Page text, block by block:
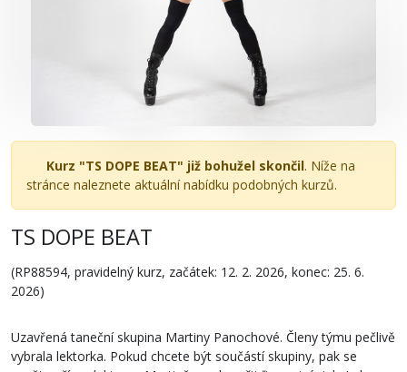
Kurz "TS DOPE BEAT" již bohužel skončil. Níže na
stránce naleznete aktuální nabídku podobných kurzů.
TS DOPE BEAT
(RP88594, pravidelný kurz, začátek: 12. 2. 2026, konec: 25. 6.
2026)
Uzavřená taneční skupina Martiny Panochové. Členy týmu pečlivě
vybrala lektorka. Pokud chcete být součástí skupiny, pak se